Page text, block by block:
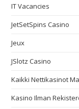
IT Vacancies
JetSetSpins Casino
Jeux
JSlotz Casino
Kaikki Nettikasinot
Kasino Ilman